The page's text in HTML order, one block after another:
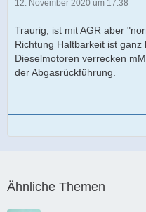
12. November 2020 um 17:38
Traurig, ist mit AGR aber
Richtung Haltbarkeit ist ganz
Dieselmotoren verrecken
der Abgasrückführung.
Ähnliche Themen